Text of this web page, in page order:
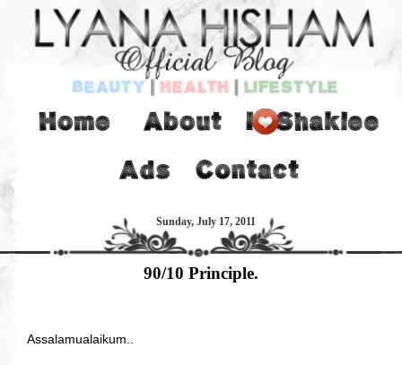
Sunday, July 17, 2011
90/10 Principle.
Assalamualaikum..